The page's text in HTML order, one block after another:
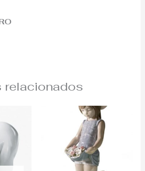
relacionados